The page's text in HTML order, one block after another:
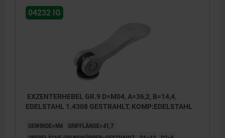
04232 IG
EXZENTERHEBEL GR.9 D=M04, A=36,2, B=14,4,
EDELSTAHL 1.4308 GESTRAHLT, KOMP:EDELSTAHL
GEWINDE=M4
GRIFFLÄNGE=41,7